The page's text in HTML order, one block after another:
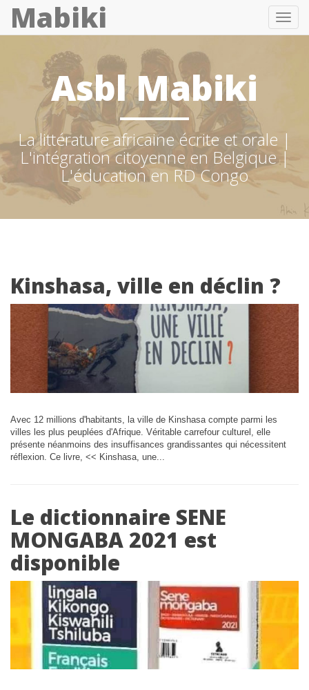
Mabiki
Asbl Mabiki
La littérature africaine écrite et orale |
L'intégration citoyenne en Belgique |
L'éducation en RD Congo
Kinshasa, ville en déclin ?
Avec 12 millions d'habitants, la ville de Kinshasa compte parmi les
villes les plus peuplées d'Afrique. Véritable carrefour culturel, elle
présente néanmoins des insuffisances grandissantes qui nécessitent
réflexion. Ce livre, << Kinshasa, une...
Le dictionnaire SENE
MONGABA 2021 est
disponible